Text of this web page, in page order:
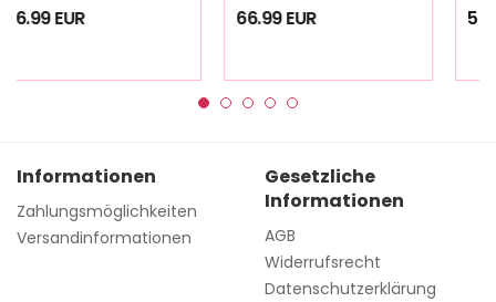
66.99 EUR 59.99 EUR
Informationen
Zahlungsmöglichkeiten
Versandinformationen
Gesetzliche
Informationen
AGB
Widerrufsrecht
Datenschutzerklärung